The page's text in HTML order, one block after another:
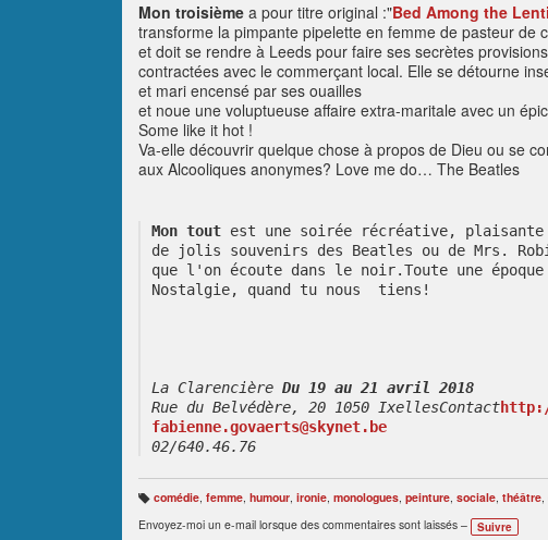
Mon troisième a pour titre original :"Bed Among the
transforme la pimpante pipelette en femme de pasteur de
et doit se rendre à Leeds pour faire ses secrètes
contractées avec le commerçant local. Elle se détourne
et mari encensé par ses ouailles
et noue une voluptueuse affaire extra-maritale avec un
Some like it hot !
Va-elle découvrir quelque chose à propos de Dieu ou se
aux Alcooliques anonymes? Love me do… The Beatles
Mon tout est une soirée récréative,
de jolis souvenirs des Beatles ou de Mrs.
que l'on écoute dans le noir.Toute une
Nostalgie, quand tu nous  tiens!
La Clarencière Du 19 au 21 avril 2018
Rue du Belvédère, 20 1050 IxellesContact
fabienne.govaerts@skynet.be
02/640.46.76
B
ali
s
comédie, femme, humour, ironie, monologues, peinture, sociale, théâtre,
Envoyez-moi un e-mail lorsque des commentaires sont laissés –
Suivre